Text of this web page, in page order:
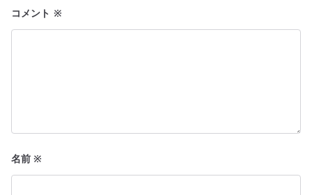
ン
コメント ※
名前※